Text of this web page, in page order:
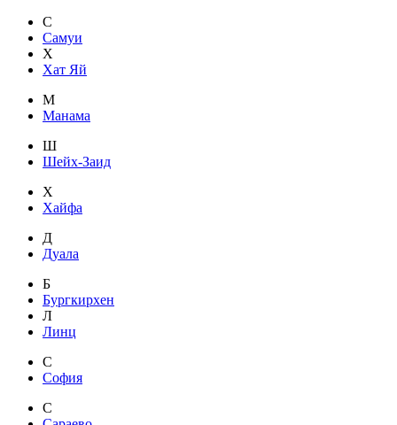
С
Самуи
Х
Хат Яй
М
Манама
Ш
Шейх-Заид
Х
Хайфа
Д
Дуала
Б
Бургкирхен
Л
Линц
С
София
С